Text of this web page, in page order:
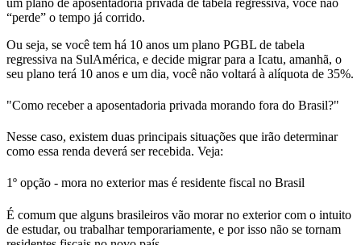
“perde” o tempo já corrido.
Ou seja, se você tem há 10 anos um plano PGBL de tabela
regressiva na SulAmérica, e decide migrar para a Icatu, amanhã, o
seu plano terá 10 anos e um dia, você não voltará à alíquota de 35%.
"Como receber a aposentadoria privada morando fora do Brasil?"
Nesse caso, existem duas principais situações que irão determinar
como essa renda deverá ser recebida. Veja:
1º opção - mora no exterior mas é residente fiscal no Brasil
É comum que alguns brasileiros vão morar no exterior com o intuito
de estudar, ou trabalhar temporariamente, e por isso não se tornam